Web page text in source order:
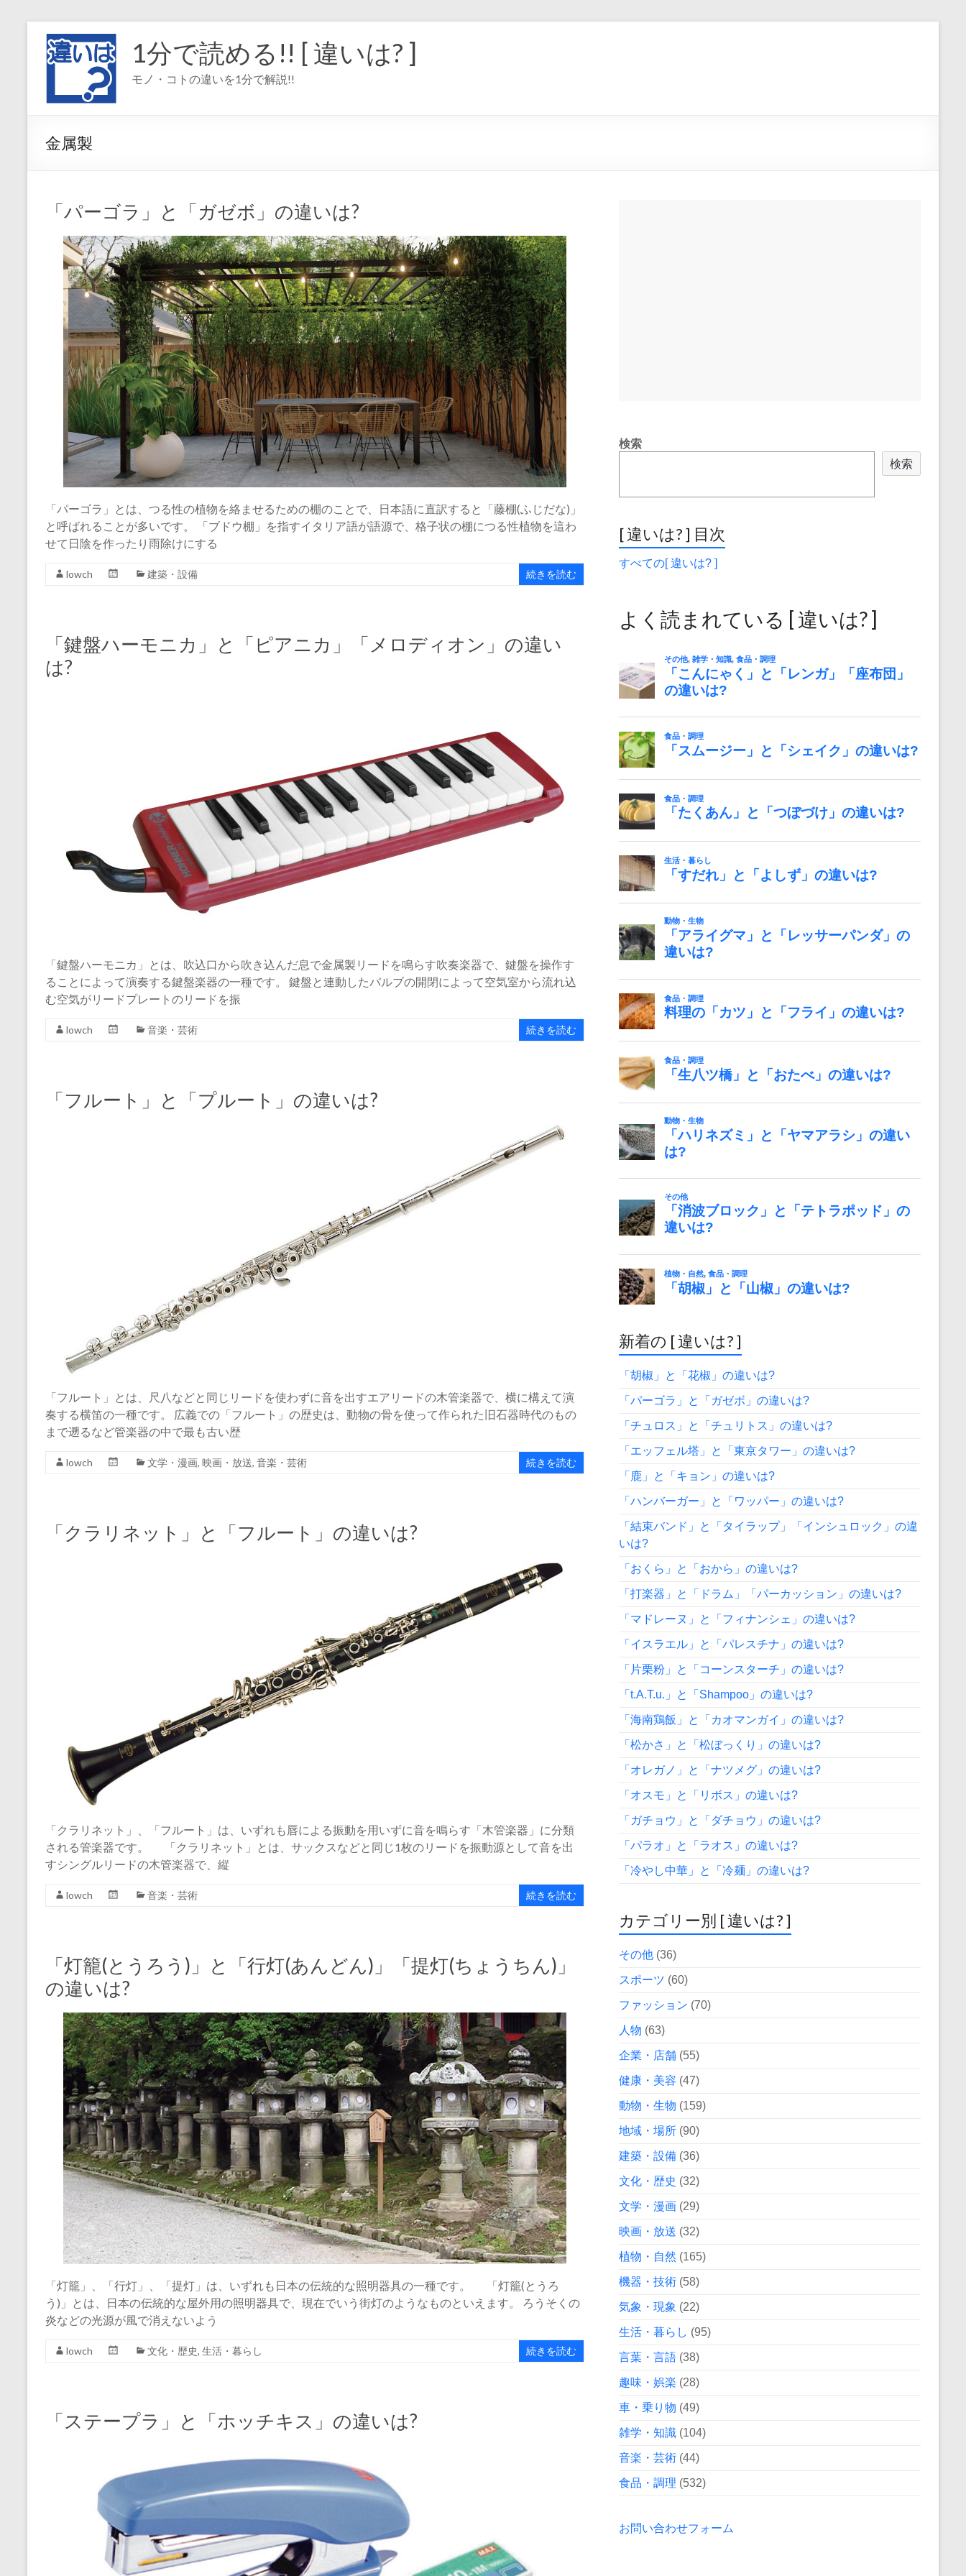
1分で読める!! [ 違いは? ]
モノ・コトの違いを1分で解説!!
金属製
「パーゴラ」と「ガゼボ」の違いは?
「パーゴラ」とは、つる性の植物を絡ませるための棚のことで、日本語に直訳すると「藤棚(ふじだな)」
と呼ばれることが多いです。 「ブドウ棚」を指すイタリア語が語源で、格子状の棚につる性植物を這わ
せて日陰を作ったり雨除けにする
lowch 建築・設備 続きを読む
「鍵盤ハーモニカ」と「ピアニカ」「メロディオン」の違い
は?
「鍵盤ハーモニカ」とは、吹込口から吹き込んだ息で金属製リードを鳴らす吹奏楽器で、鍵盤を操作す
ることによって演奏する鍵盤楽器の一種です。 鍵盤と連動したバルブの開閉によって空気室から流れ込
む空気がリードプレートのリードを振
lowch 音楽・芸術 続きを読む
「フルート」と「プルート」の違いは?
「フルート」とは、尺八などと同じリードを使わずに音を出すエアリードの木管楽器で、横に構えて演
奏する横笛の一種です。 広義での「フルート」の歴史は、動物の骨を使って作られた旧石器時代のもの
まで遡るなど管楽器の中で最も古い歴
lowch 文学・漫画, 映画・放送, 音楽・芸術 続きを読む
「クラリネット」と「フルート」の違いは?
「クラリネット」、「フルート」は、いずれも唇による振動を用いずに音を鳴らす「木管楽器」に分類
される管楽器です。 「クラリネット」とは、サックスなどと同じ1枚のリードを振動源として音を出
すシングルリードの木管楽器で、縦
lowch 音楽・芸術 続きを読む
「灯籠(とうろう)」と「行灯(あんどん)」「提灯(ちょうちん)」
の違いは?
「灯籠」、「行灯」、「提灯」は、いずれも日本の伝統的な照明器具の一種です。 「灯籠(とうろ
う)」とは、日本の伝統的な屋外用の照明器具で、現在でいう街灯のようなものといえます。 ろうそくの
炎などの光源が風で消えないよう
lowch 文化・歴史, 生活・暮らし 続きを読む
「ステープラ」と「ホッチキス」の違いは?
検索
検索
[ 違いは? ] 目次
すべての[ 違いは? ]
よく読まれている [ 違いは? ]
新着の [ 違いは? ]
「胡椒」と「花椒」の違いは?
「パーゴラ」と「ガゼボ」の違いは?
「チュロス」と「チュリトス」の違いは?
「エッフェル塔」と「東京タワー」の違いは?
「鹿」と「キョン」の違いは?
「ハンバーガー」と「ワッパー」の違いは?
「結束バンド」と「タイラップ」「インシュロック」の違
いは?
「おくら」と「おから」の違いは?
「打楽器」と「ドラム」「パーカッション」の違いは?
「マドレーヌ」と「フィナンシェ」の違いは?
「イスラエル」と「パレスチナ」の違いは?
「片栗粉」と「コーンスターチ」の違いは?
「t.A.T.u.」と「Shampoo」の違いは?
「海南鶏飯」と「カオマンガイ」の違いは?
「松かさ」と「松ぼっくり」の違いは?
「オレガノ」と「ナツメグ」の違いは?
「オスモ」と「リボス」の違いは?
「ガチョウ」と「ダチョウ」の違いは?
「パラオ」と「ラオス」の違いは?
「冷やし中華」と「冷麺」の違いは?
カテゴリー別 [ 違いは? ]
その他 (36)
スポーツ (60)
ファッション (70)
人物 (63)
企業・店舗 (55)
健康・美容 (47)
動物・生物 (159)
地域・場所 (90)
建築・設備 (36)
文化・歴史 (32)
文学・漫画 (29)
映画・放送 (32)
植物・自然 (165)
機器・技術 (58)
気象・現象 (22)
生活・暮らし (95)
言葉・言語 (38)
趣味・娯楽 (28)
車・乗り物 (49)
雑学・知識 (104)
音楽・芸術 (44)
食品・調理 (532)
お問い合わせフォーム